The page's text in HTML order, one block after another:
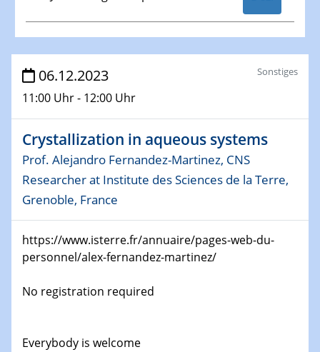
Veranstaltungen
30.11.-0001 - 06.02.2025
SFB/TRR 247 Seminar
10.01.2023
SFB 1242 Kolloquium
11.01.2023
Physikalisches Kolloquium
18.01.2023
06.12.2023
11:00 Uhr - 12:00 Uhr
Sonstiges
Crystallization in aqueous systems
Prof. Alejandro Fernandez-Martinez, CNS
Researcher at Institute des Sciences de la Terre,
Grenoble, France
https://www.isterre.fr/annuaire/pages-web-du-
personnel/alex-fernandez-martinez/
No registration required
Everybody is welcome